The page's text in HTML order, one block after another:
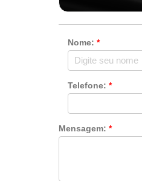
Nome:*
Telefone:*
Mensagem:*